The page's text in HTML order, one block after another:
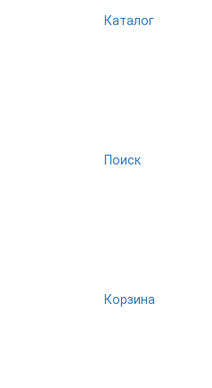
Каталог
Поиск
Корзина